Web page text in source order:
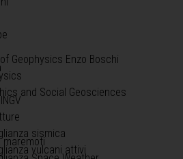
Geophysics Enzo Boschi
and Social Geosciences
sismica
maremoti
vulcani attivi